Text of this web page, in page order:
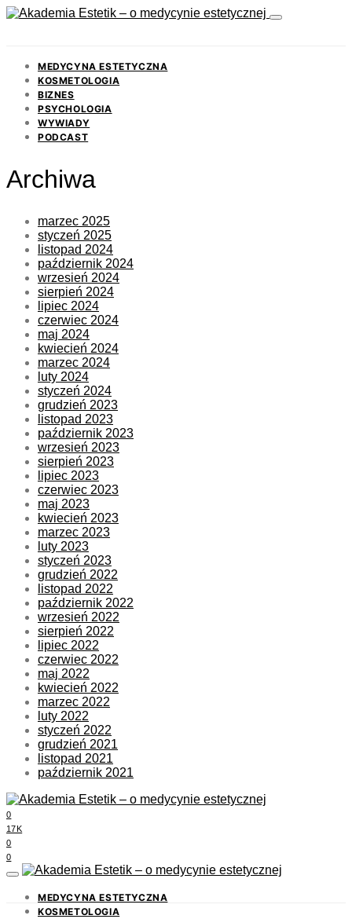
MEDYCYNA ESTETYCZNA
KOSMETOLOGIA
BIZNES
PSYCHOLOGIA
WYWIADY
PODCAST
Archiwa
marzec 2025
styczeń 2025
listopad 2024
październik 2024
wrzesień 2024
sierpień 2024
lipiec 2024
czerwiec 2024
maj 2024
kwiecień 2024
marzec 2024
luty 2024
styczeń 2024
grudzień 2023
listopad 2023
październik 2023
wrzesień 2023
sierpień 2023
lipiec 2023
czerwiec 2023
maj 2023
kwiecień 2023
marzec 2023
luty 2023
styczeń 2023
grudzień 2022
listopad 2022
październik 2022
wrzesień 2022
sierpień 2022
lipiec 2022
czerwiec 2022
maj 2022
kwiecień 2022
marzec 2022
luty 2022
styczeń 2022
grudzień 2021
listopad 2021
październik 2021
0
17K
0
0
MEDYCYNA ESTETYCZNA
KOSMETOLOGIA